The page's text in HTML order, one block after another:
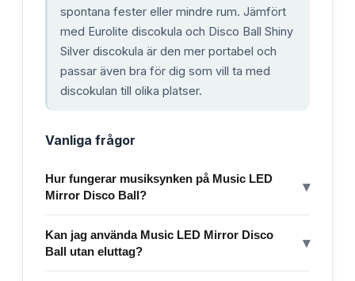
spontana fester eller mindre rum. Jämfört
med Eurolite discokula och Disco Ball Shiny
Silver discokula är den mer portabel och
passar även bra för dig som vill ta med
discokulan till olika platser.
Vanliga frågor
Hur fungerar musiksynken på Music LED
Mirror Disco Ball?
▾
Kan jag använda Music LED Mirror Disco
Ball utan eluttag?
▾